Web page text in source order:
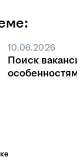
10.06.2026
Поиск